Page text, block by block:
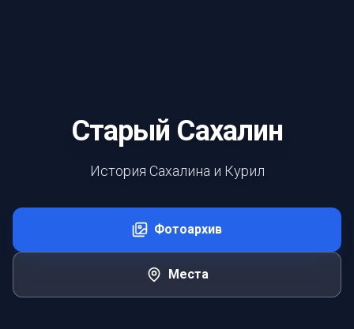
Старый Сахалин
История Сахалина и Курил
Фотоархив
Места